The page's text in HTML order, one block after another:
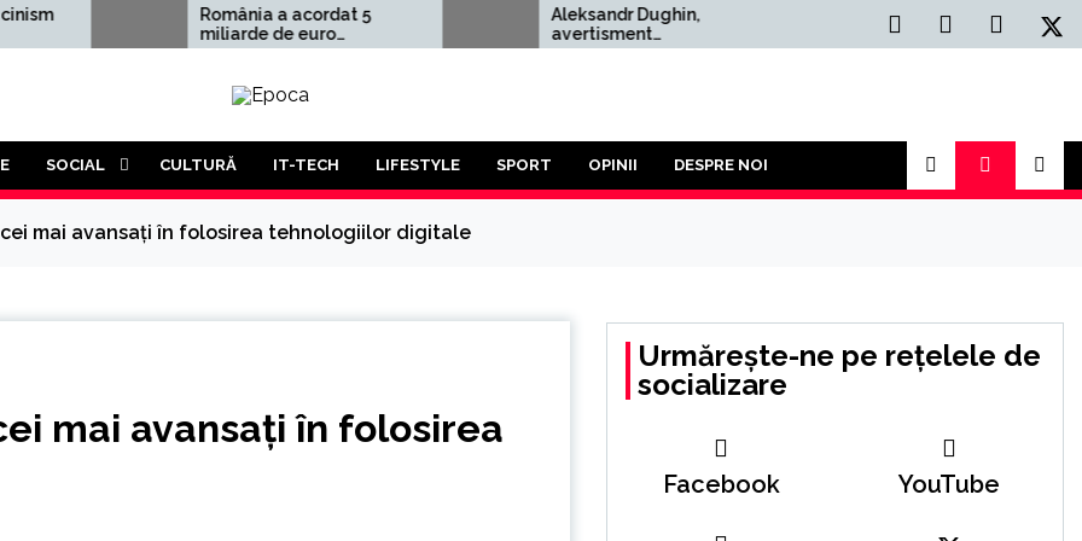
România a acordat 5
miliarde de euro
Ucrainei, adică 1,5% din
Aleksandr Dughin,
cutremurător: ”Un Al
tuturor”
Situația Politică Actuală
din România: O Analiză
Comprehensivă
SOCIAL CULTURĂ IT-TECH LIFESTYLE SPORT OPINII DESPRE NOI
mai avansați în folosirea tehnologiilor digitale
mai avansați în folosirea
Urmărește-ne pe rețelele de
socializare
Facebook YouTube